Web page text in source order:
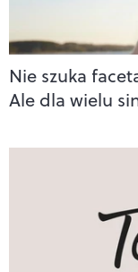
Nie szuka
Ale dla wielu